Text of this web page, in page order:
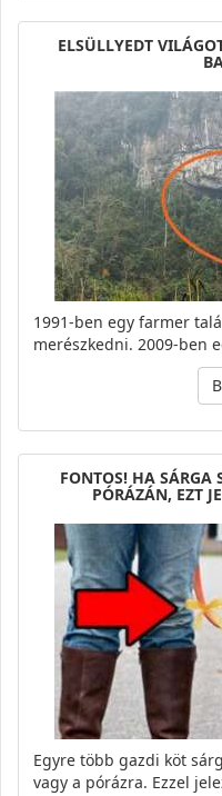
ELSÜLLYEDT
1991-ben egy farmer
merészkedni. 2009-ben
FONTOS! HA SÁRGA
PÓRÁZÁN, EZT
Egyre több gazdi köt
vagy a pórázra. Ezzel